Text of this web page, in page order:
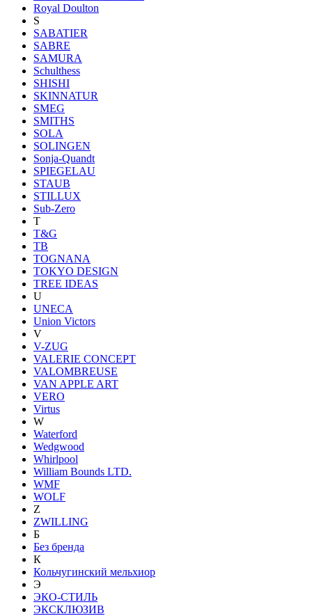
Royal Doulton
S
SABATIER
SABRE
SAMURA
Schulthess
SHISHI
SKINNATUR
SMEG
SMITHS
SOLA
SOLINGEN
Sonja-Quandt
SPIEGELAU
STAUB
STILLUX
Sub-Zero
T
T&G
TB
TOGNANA
TOKYO DESIGN
TREE IDEAS
U
UNECA
Union Victors
V
V-ZUG
VALERIE CONCEPT
VALOMBREUSE
VAN APPLE ART
VERO
Virtus
W
Waterford
Wedgwood
Whirlpool
William Bounds LTD.
WMF
WOLF
Z
ZWILLING
Б
Без бренда
К
Кольчугинский мельхиор
Э
ЭКО-СТИЛЬ
ЭКСКЛЮЗИВ